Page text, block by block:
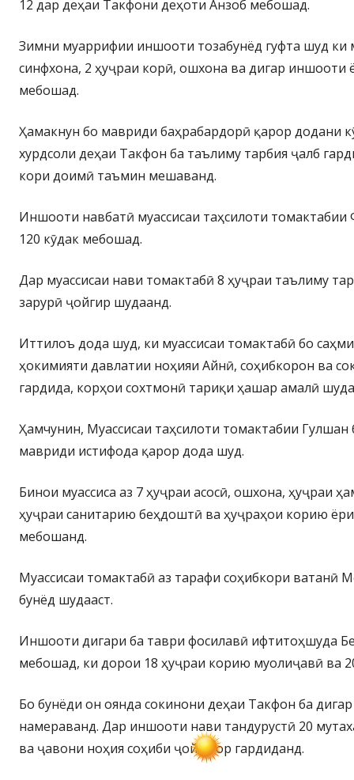
12 дар деҳаи Такфони деҳоти Анзоб мебошад.
Зимни муаррифии иншооти тозабунёд гуфта шуд ки
синфхона, 2 ҳуҷраи корӣ, ошхона ва дигар иншооти
мебошад.
Ҳамакнун бо мавриди баҳрабардорӣ қарор додани
хурдсоли деҳаи Такфон ба таълиму тарбия ҷалб
кори доимӣ таъмин мешаванд.
Иншооти навбатӣ муассисаи таҳсилоти томактабии
120 кӯдак мебошад.
Дар муассисаи нави томактабӣ 8 ҳуҷраи таълиму
зарурӣ ҷойгир шудаанд.
Иттилоъ дода шуд, ки муассисаи томактабӣ бо
ҳокимияти давлатии ноҳияи Айнӣ, соҳибкорон ва
гардида, корҳои сохтмонӣ тариқи ҳашар амалӣ
Ҳамчунин, Муассисаи таҳсилоти томактабии Гулшан
мавриди истифода қарор дода шуд.
Бинои муассиса аз 7 ҳуҷраи асосӣ, ошхона, ҳуҷраи
ҳуҷраи санитарию беҳдоштӣ ва ҳуҷраҳои корию
мебошанд.
Муассисаи томактабӣ аз тарафи соҳибкори ватанӣ
бунёд шудааст.
Иншооти дигари ба таври фосилавӣ ифтитоҳшуда
мебошад, ки дорои 18 ҳуҷраи корию муолиҷавӣ ва
Бо бунёди он оянда сокинони деҳаи Такфон ба
намераванд. Дар иншооти нави тандурустӣ 20
ва ҷавони ноҳия соҳиби ҷойи кор гардиданд.